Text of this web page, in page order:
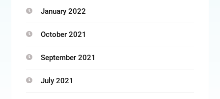
January 2022
October 2021
September 2021
July 2021